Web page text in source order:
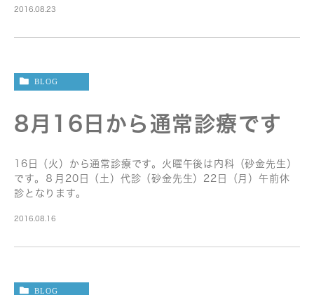
2016.08.23
BLOG
8月16日から通常診療です
16日（火）から通常診療です。火曜午後は内科（砂金先生）
です。８月20日（土）代診（砂金先生）22日（月）午前休
診となります。
2016.08.16
BLOG